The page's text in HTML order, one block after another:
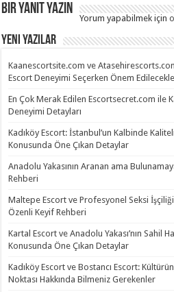
Bir yanıt yazın
Yorum yapabilmek için
Yeni Yazılar
Kaanescortsite.com ve
Escort Deneyimi Seçerken Önem
En Çok Merak Edilen Escortsecret.com ile
Deneyimi Detayları
Kadıköy Escort: İstanbul’un Kalbinde
Konusunda Öne Çıkan Detaylar
Anadolu Yakasının Aranan ama
Rehberi
Maltepe Escort ve Profesyonel Seksi
Özenli Keyif Rehberi
Kartal Escort ve Anadolu Yakası’nın Sahil
Konusunda Öne Çıkan Detaylar
Kadıköy Escort ve Bostancı Escort:
Noktası Hakkında Bilmeniz Gerekenler